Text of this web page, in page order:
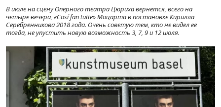
В июле на сцену Оперного театра Цюриха вернется, всего на
четыре вечера, «Cosí fan tutte» Моцарта в постановке Кирилла
Серебренникова 2018 года. Очень советую тем, кто не видел ее
тогда, не упустить новую возможность 3, 7, 9 и 12 июля.